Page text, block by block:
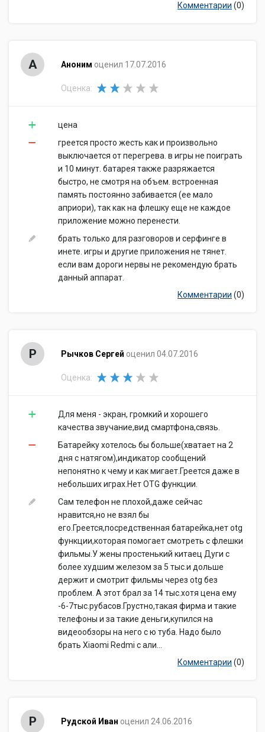
Комментарии (0)
А Аноним оценил 17.07.2016
Оценка:
цена
греется просто жесть как и произвольно
выключается от перегрева. в игры не поиграть
и 10 минут. батарея также разряжается
быстро, не смотря на объем. встроенная
память постоянно забивается (ее мало
априори), так как на флешку еще не каждое
приложение можно перенести.
брать только для разговоров и серфинге в
инете. игры и другие приложения не тянет.
если вам дороги нервы не рекомендую брать
данный аппарат.
Комментарии (0)
Р Рычков Сергей оценил 04.07.2016
Оценка:
Для меня - экран, громкий и хорошего
качества звучание,вид смартфона,связь.
Батарейку хотелось бы больше(хватает на 2
дня с натягом),индикатор сообщений
непонятно к чему и как мигает.Греется даже в
небольших играх.Нет OTG функции.
Сам телефон не плохой,даже сейчас
нравится,но не взял бы
его.Греется,посредственная батарейка,нет otg
функции,которая помогает смотреть с флешки
фильмы.У жены простенький китаец Дуги с
более худшим железом за 5 тыс.и дольше
держит и смотрит фильмы через otg без
проблем. А этот брал за 14 тыс.хотя цена ему
-6-7тыс.рубасов.Грустно,такая фирма и такие
телефоны и за такие деньги,купился на
видеообзоры на него с ю туба. Надо было
брать Xiaomi Redmi с али...
Комментарии (0)
Р Рудской Иван оценил 24.06.2016